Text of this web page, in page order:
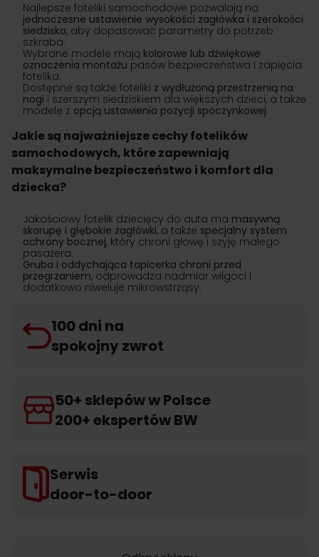
Najlepsze foteliki samochodowe pozwalają na
jednoczesne ustawienie wysokości zagłówka i szerokości
siedziska, aby dopasować parametry do potrzeb
szkraba.
Wybrane modele mają kolorowe lub dźwiękowe
oznaczenia montażu pasów bezpieczeństwa i zapięcia
fotelika.
Dostępne są także foteliki z wydłużoną przestrzenią na
nogi i szerszym siedziskiem dla większych dzieci, a także
modele z opcją ustawienia pozycji spoczynkowej.
Jakie są najważniejsze cechy fotelików
samochodowych, które zapewniają
maksymalne bezpieczeństwo i komfort dla
dziecka?
Jakościowy fotelik dziecięcy do auta ma masywną
skorupę i głębokie zagłówki, a także specjalny system
ochrony bocznej, który chroni głowę i szyję małego
pasażera.
Gruba i oddychająca tapicerka chroni przed
przegrzaniem, odprowadza nadmiar wilgoci i
dodatkowo niweluje mikrowstrząsy.
100 dni na
spokojny zwrot
50+ sklepów w Polsce
200+ ekspertów BW
Serwis
door-to-door